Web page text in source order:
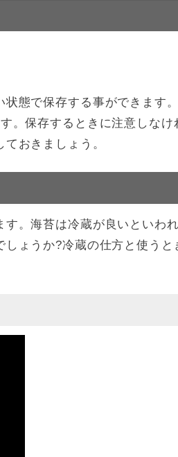
態で保存する事ができます
。保存するときに注意しなけ
おきましょう。
。海苔は冷蔵が良いといわ
ょうか?冷蔵の仕方と使うと